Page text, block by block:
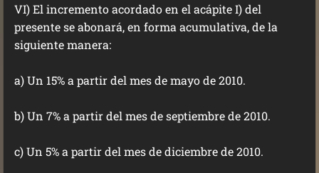
VI) El incremento acordado en el acápite I) del
presente se abonará, en forma acumulativa, de la
siguiente manera:
a) Un 15% a partir del mes de mayo de 2010.
b) Un 7% a partir del mes de septiembre de 2010.
c) Un 5% a partir del mes de diciembre de 2010.